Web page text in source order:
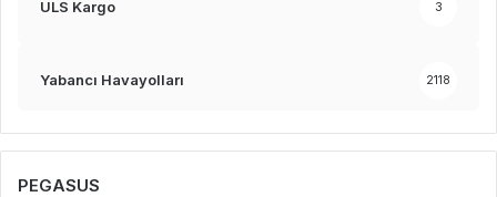
ULS Kargo 3
Yabancı Havayolları 2118
PEGASUS